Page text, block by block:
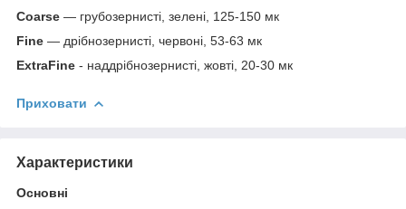
Coarse — грубозернисті, зелені, 125-150 мк
Fine — дрібнозернисті, червоні, 53-63 мк
ExtraFine - наддрібнозернисті, жовті, 20-30 мк
Приховати
Характеристики
Основні